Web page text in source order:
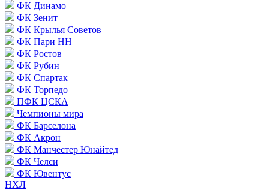
ФК Динамо
ФК Зенит
ФК Крылья Советов
ФК Пари НН
ФК Ростов
ФК Рубин
ФК Спартак
ФК Торпедо
ПФК ЦСКА
Чемпионы мира
ФК Барселона
ФК Акрон
ФК Манчестер Юнайтед
ФК Челси
ФК Ювентус
НХЛ